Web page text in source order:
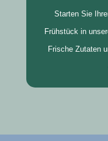
Starten Sie
Frühstück in
Frische Zutaten